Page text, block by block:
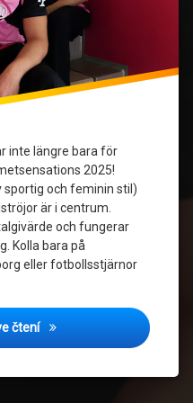
inte längre bara för
2025!
sportig och feminin stil)
är i centrum.
och fungerar
Kolla bara på
eller fotbollsstjärnor
čteníStyla Din Fotbollströja till